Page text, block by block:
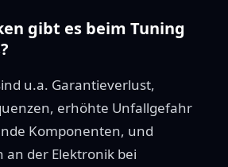
gibt es beim Tuning
u.a. Garantieverlust,
erhöhte Unfallgefahr
Komponenten, und
an der Elektronik bei